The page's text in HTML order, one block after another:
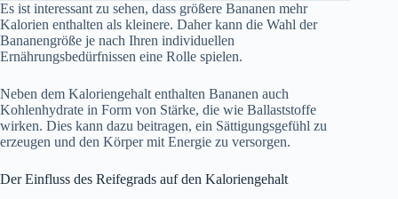
Es ist interessant zu sehen, dass größere Bananen mehr
Kalorien enthalten als kleinere. Daher kann die Wahl der
Bananengröße je nach Ihren individuellen
Ernährungsbedürfnissen eine Rolle spielen.
Neben dem Kaloriengehalt enthalten Bananen auch
Kohlenhydrate in Form von Stärke, die wie Ballaststoffe
wirken. Dies kann dazu beitragen, ein Sättigungsgefühl zu
erzeugen und den Körper mit Energie zu versorgen.
Der Einfluss des Reifegrads auf den Kaloriengehalt